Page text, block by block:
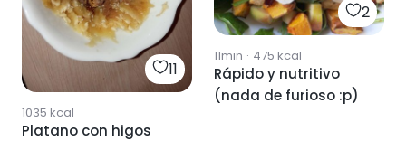
11
1035 kcal
Platano con higos
2
11min · 475 kcal
Rápido y nutritivo
(nada de furioso :p)